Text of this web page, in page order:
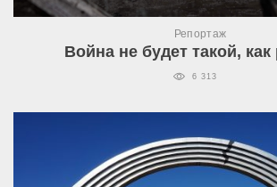
Репортаж
Война не будет такой,
6 313